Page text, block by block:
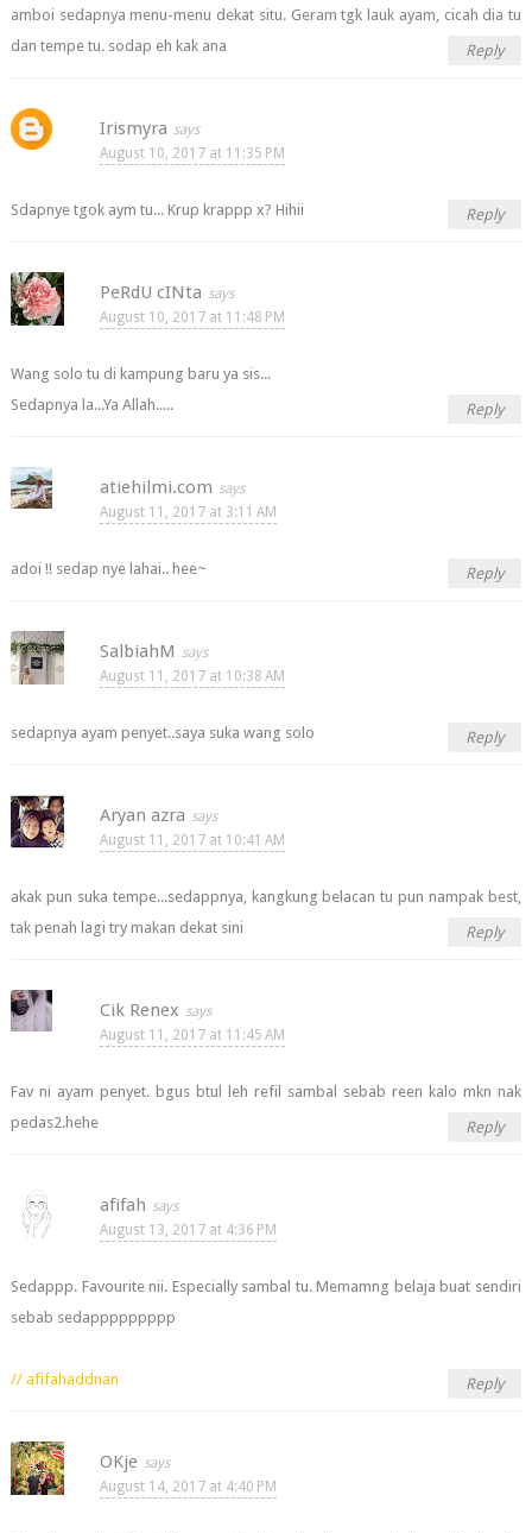
amboi sedapnya menu-menu dekat situ. Geram tgk lauk ayam, cicah dia tu
dan tempe tu. sodap eh kak ana
Reply
Irismyra
August 10, 2017 at 11:35 PM
Sdapnye tgok aym tu... Krup krappp x? Hihii Reply
PeRdU cINta
August 10, 2017 at 11:48 PM
Wang solo tu di kampung baru ya sis...
Sedapnya la...Ya Allah.....
Reply
atiehilmi.com
August 11, 2017 at 3:11 AM
adoi !! sedap nye lahai.. hee~ Reply
SalbiahM
August 11, 2017 at 10:38 AM
sedapnya ayam penyet..saya suka wang solo Reply
Aryan azra
August 11, 2017 at 10:41 AM
akak pun suka tempe...sedappnya, kangkung belacan tu pun nampak best,
tak penah lagi try makan dekat sini
Reply
Cik Renex
August 11, 2017 at 11:45 AM
Fav ni ayam penyet. bgus btul leh refil sambal sebab reen kalo mkn nak
pedas2.hehe
Reply
afifah
August 13, 2017 at 4:36 PM
Sedappp. Favourite nii. Especially sambal tu. Memamng belaja buat sendiri
sebab sedappppppppp
// afifahaddnan Reply
OKje
August 14, 2017 at 4:40 PM